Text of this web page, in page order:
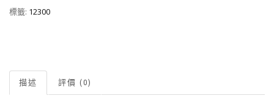
標籤: 12300
描述 評價 (0)